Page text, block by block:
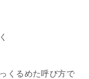
くるめた呼び方で